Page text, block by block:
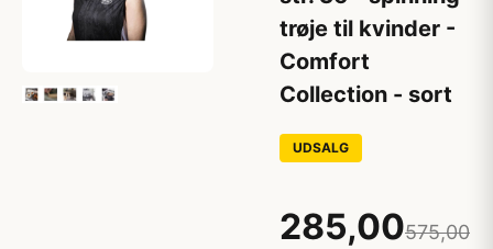
trøje til kvinder -
Comfort
Collection - sort
UDSALG
285,00575,00